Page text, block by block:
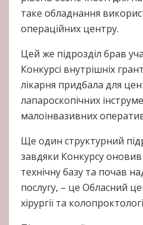
таке обладнання
операційних центру.
Цей же підрозділ брав
Конкурсі внутрішніх
лікарня придбала для
лапароскопічних
малоінвазивних
Ще один структурний
завдяки Конкурсу
технічну базу та почав
послугу, – це Обласний
хірургії та